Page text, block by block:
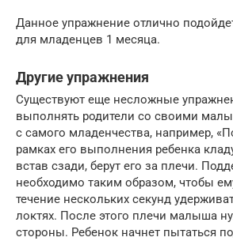
Данное упражнение отлично
для младенцев 1 месяца.
Другие упражнения
Существуют еще несложные
выполнять родители со своими
с самого младенчества, например,
рамках его выполнения ребенка
встав сзади, берут его за плечи.
необходимо таким образом, чтобы
течение нескольких секунд
локтях. После этого плечи малыша
стороны. Ребенок начнет пытаться